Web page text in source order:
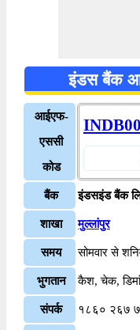
इंडस बैंक
आईएफ-
एससी
कोड
बैंक इंडसइंड बैंक
शाखा मुल्लांपुर
समय सोमवार से
भुगतान कैश, चेक,
संपर्क १८६० २६७